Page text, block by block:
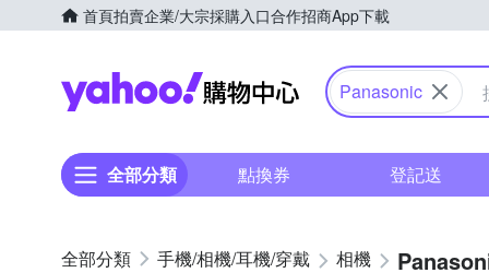
首頁拍賣企業/大宗採購入口合作招商App下載
Yahoo購物中心
Panasonic
全部分類 點換券 登記送
手機/相機/耳機/穿戴 相機